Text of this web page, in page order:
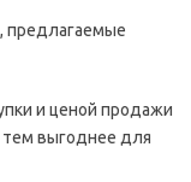
предлагаемые
и ценой продажи
выгоднее для